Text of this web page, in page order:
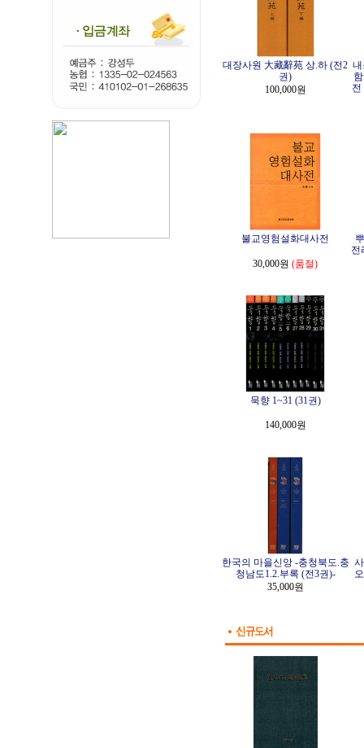
대장사원 大藏辭苑 상.하 (전2
권)
100,000원
내
전
불교영험설화대사전
30,000원 (품절)
전
묵향 1~31 (31권)
140,000원
한국의 마을신앙 -충청북도.충
청남도1.2.부록 (전3권)-
35,000원